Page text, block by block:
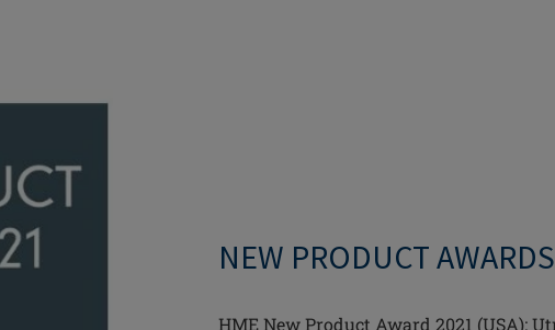
NEW PRODUCT
HME New Product Award 2021 (USA):